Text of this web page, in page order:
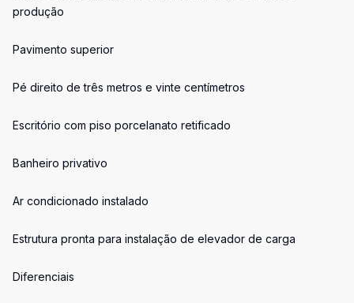
produção
Pavimento superior
Pé direito de três metros e vinte centímetros
Escritório com piso porcelanato retificado
Banheiro privativo
Ar condicionado instalado
Estrutura pronta para instalação de elevador de carga
Diferenciais